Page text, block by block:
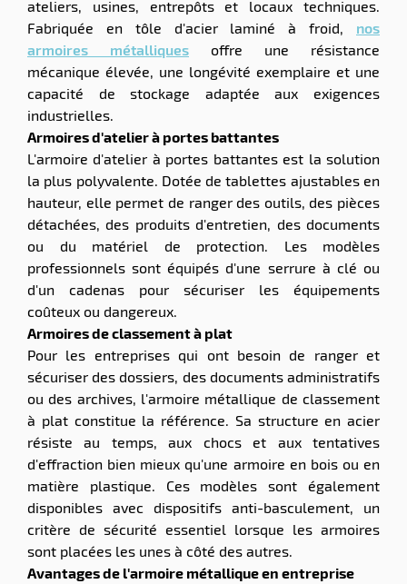
ateliers, usines, entrepôts et locaux techniques.
Fabriquée en tôle d'acier laminé à froid, nos
armoires métalliques offre une résistance
mécanique élevée, une longévité exemplaire et une
capacité de stockage adaptée aux exigences
industrielles.
Armoires d'atelier à portes battantes
L'armoire d'atelier à portes battantes est la solution
la plus polyvalente. Dotée de tablettes ajustables en
hauteur, elle permet de ranger des outils, des pièces
détachées, des produits d'entretien, des documents
ou du matériel de protection. Les modèles
professionnels sont équipés d'une serrure à clé ou
d'un cadenas pour sécuriser les équipements
coûteux ou dangereux.
Armoires de classement à plat
Pour les entreprises qui ont besoin de ranger et
sécuriser des dossiers, des documents administratifs
ou des archives, l'armoire métallique de classement
à plat constitue la référence. Sa structure en acier
résiste au temps, aux chocs et aux tentatives
d'effraction bien mieux qu'une armoire en bois ou en
matière plastique. Ces modèles sont également
disponibles avec dispositifs anti-basculement, un
critère de sécurité essentiel lorsque les armoires
sont placées les unes à côté des autres.
Avantages de l'armoire métallique en entreprise